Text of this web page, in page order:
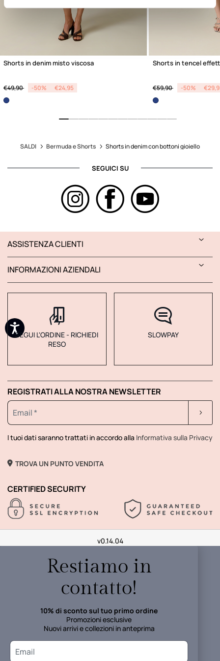
Shorts in denim misto viscosa
Price reduced from
€49,90 to -50% €24,95
Shorts in tencel
Price reduced from
€59,90 to -50%
SALDI Bermuda e Shorts Shorts in denim con bottoni gioiello
SEGUICI SU
ASSISTENZA CLIENTI
INFORMAZIONI AZIENDALI
SEGUI L'ORDINE - RICHIEDI
RESO
SLOWPAY
REGISTRATI ALLA NOSTRA NEWSLETTER
I tuoi dati saranno trattati in accordo alla Informativa sulla Privacy
TROVA UN PUNTO VENDITA
CERTIFIED SECURITY
v0.14.04
Restiamo in
contatto!
10% di sconto sul tuo primo ordine
Promozioni esclusive
Nuovi arrivi e collezioni in anteprima